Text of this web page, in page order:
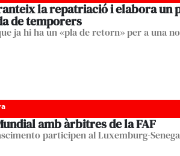
la repatriació i elabora un
de temporers
ja hi ha un «pla de retorn» per a una
amb àrbitres de la FAF
participen al Luxemburg-